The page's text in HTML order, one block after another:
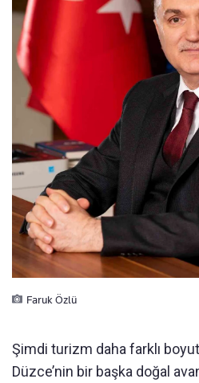
Faruk Özlü
Şimdi turizm daha farklı
Düzce’nin bir başka doğal